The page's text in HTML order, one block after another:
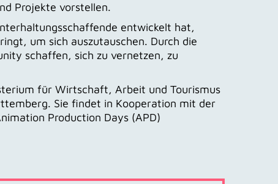
Projekte vorstellen.
entwickelt hat,
um sich auszutauschen. Durch die
schaffen, sich zu vernetzen, zu
für Wirtschaft, Arbeit und Tourismus
Sie findet in Kooperation mit der
Production Days (APD)